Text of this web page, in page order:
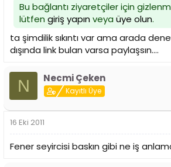
Bu bağlantı ziyaretçiler için
lütfen giriş yapınveya üye olun.
ta şimdilik sıkıntı var ama arada
dışında link bulan varsa paylaşsın....
N Necmi Çeken
Kayıtlı Üye
16 Eki 2011
Fener seyircisi baskın gibi ne iş